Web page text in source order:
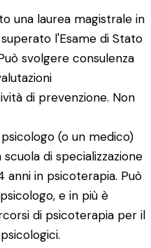
una laurea magistrale in
l'Esame di Stato
svolgere consulenza
di prevenzione. Non
(o un medico)
di specializzazione
in psicoterapia. Può
e in più è
di psicoterapia per il